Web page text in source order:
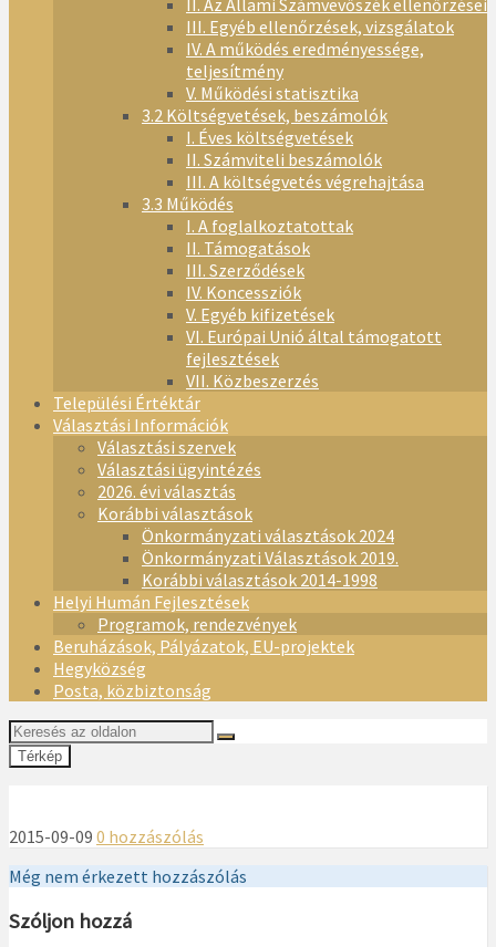
II. Az Állami Számvevőszék ellenőrzései
III. Egyéb ellenőrzések, vizsgálatok
IV. A működés eredményessége,
teljesítmény
V. Működési statisztika
3.2 Költségvetések, beszámolók
I. Éves költségvetések
II. Számviteli beszámolók
III. A költségvetés végrehajtása
3.3 Működés
I. A foglalkoztatottak
II. Támogatások
III. Szerződések
IV. Koncessziók
V. Egyéb kifizetések
VI. Európai Unió által támogatott
fejlesztések
VII. Közbeszerzés
Települési Értéktár
Választási Információk
Választási szervek
Választási ügyintézés
2026. évi választás
Korábbi választások
Önkormányzati választások 2024
Önkormányzati Választások 2019.
Korábbi választások 2014-1998
Helyi Humán Fejlesztések
Programok, rendezvények
Beruházások, Pályázatok, EU-projektek
Hegyközség
Posta, közbiztonság
Térkép
2015-09-09 0 hozzászólás
Még nem érkezett hozzászólás
Szóljon hozzá